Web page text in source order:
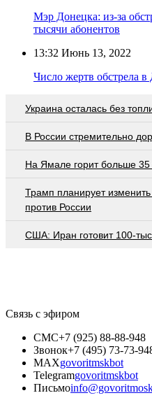
Мэр Донецка: из-за
тысячи абонентов
13:32 Июнь 13, 2022
Число жертв обстрела в
Украина осталась без
В России стремительно
На Ямале горит больше 35
Трамп планирует
против России
США: Иран готовит 100-
Связь с эфиром
СМС+7 (925) 88-88-948
Звонок+7 (495) 73-73-
MAXgovoritmskbot
Telegramgovoritmskbot
Письмо